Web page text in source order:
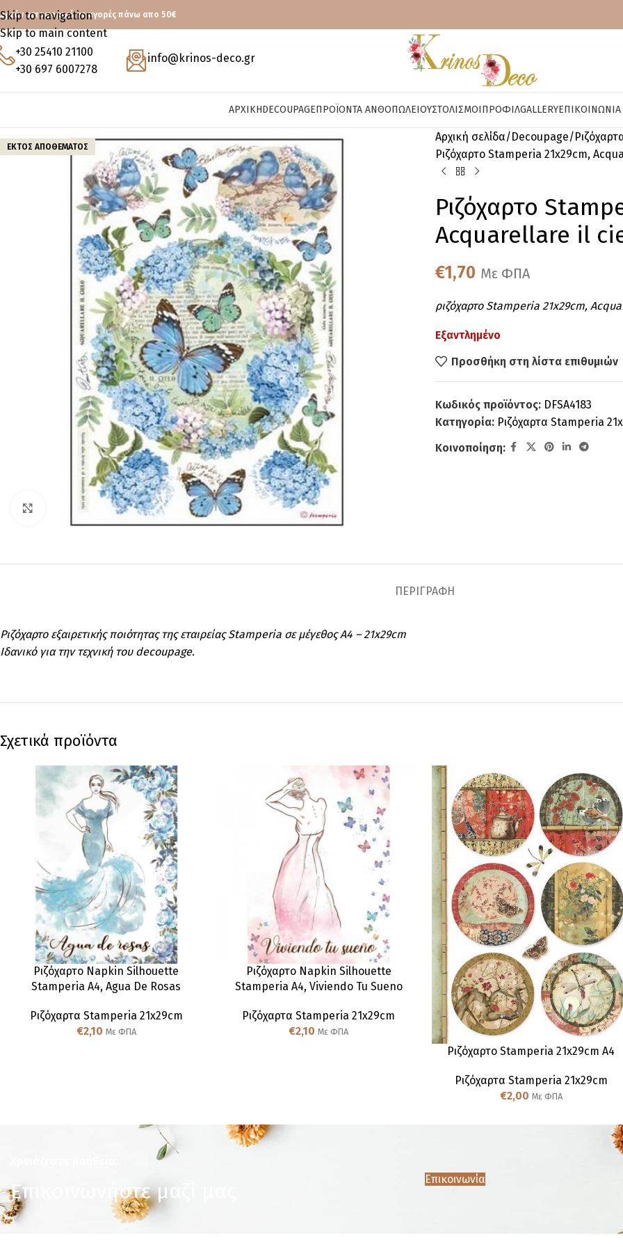
Skip to navigation
Skip to main content
μεταφορικά με αγορές πάνω απο 50€
+30 25410 21100
+30 697 6007278
info@krinos-deco.gr
ΑΡΧΙΚΉDECOUPAGEΠΡΟΪΌΝΤΑ ΑΝΘΟΠΩΛΕΊΟΥΣΤΟΛΙΣΜΟΊΠΡΟΦΊΛGALLERYΕΠΙΚΟΙΝΩΝΊΑ
ΕΚΤΌΣ ΑΠΟΘΈΜΑΤΟΣ
Click to enlarge
Αρχική σελίδα Decoupage
Ριζόχαρτο Stamperia 21x29cm,
Ριζόχαρτο
Acquarellare il
€1,70 Με ΦΠΑ
ριζόχαρτο Stamperia 21x29cm,
Εξαντλημένο
Προσθήκη στη λίστα επιθυμιών
Κωδικός προϊόντος: DFSA4183
Κατηγορία: Ριζόχαρτα Stamperia
Κοινοποίηση:
ΠΕΡΙΓΡΑΦΉ
Ριζόχαρτο εξαιρετικής ποιότητας της εταιρείας Stamperia σε μέγεθος A4 – 21x29cm
Ιδανικό για την τεχνική του decoupage.
Σχετικά προϊόντα
Ριζόχαρτο Napkin Silhouette
Stamperia A4, Agua De Rosas
Ριζόχαρτα Stamperia 21x29cm
€2,10 Με ΦΠΑ
Ριζόχαρτο Napkin Silhouette
Stamperia A4, Viviendo Tu Sueno
Ριζόχαρτα Stamperia 21x29cm
€2,10 Με ΦΠΑ
Ριζόχαρτο Stamperia 21x29cm A4
Ριζόχαρτα Stamperia 21x29cm
€2,00 Με ΦΠΑ
Επικοινωνήστε μαζί μας Επικοινωνία